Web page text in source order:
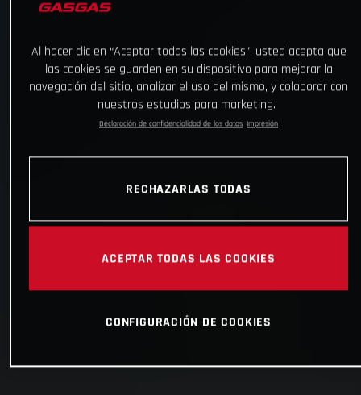
Al hacer clic en “Aceptar todas las cookies”, usted acepta que
las cookies se guarden en su dispositivo para mejorar la
navegación del sitio, analizar el uso del mismo, y colaborar con
nuestros estudios para marketing.
Declaración de confidencialidad de los datos Impresión
RECHAZARLAS TODAS
ACEPTAR TODAS LAS COOKIES
CONFIGURACIÓN DE COOKIES